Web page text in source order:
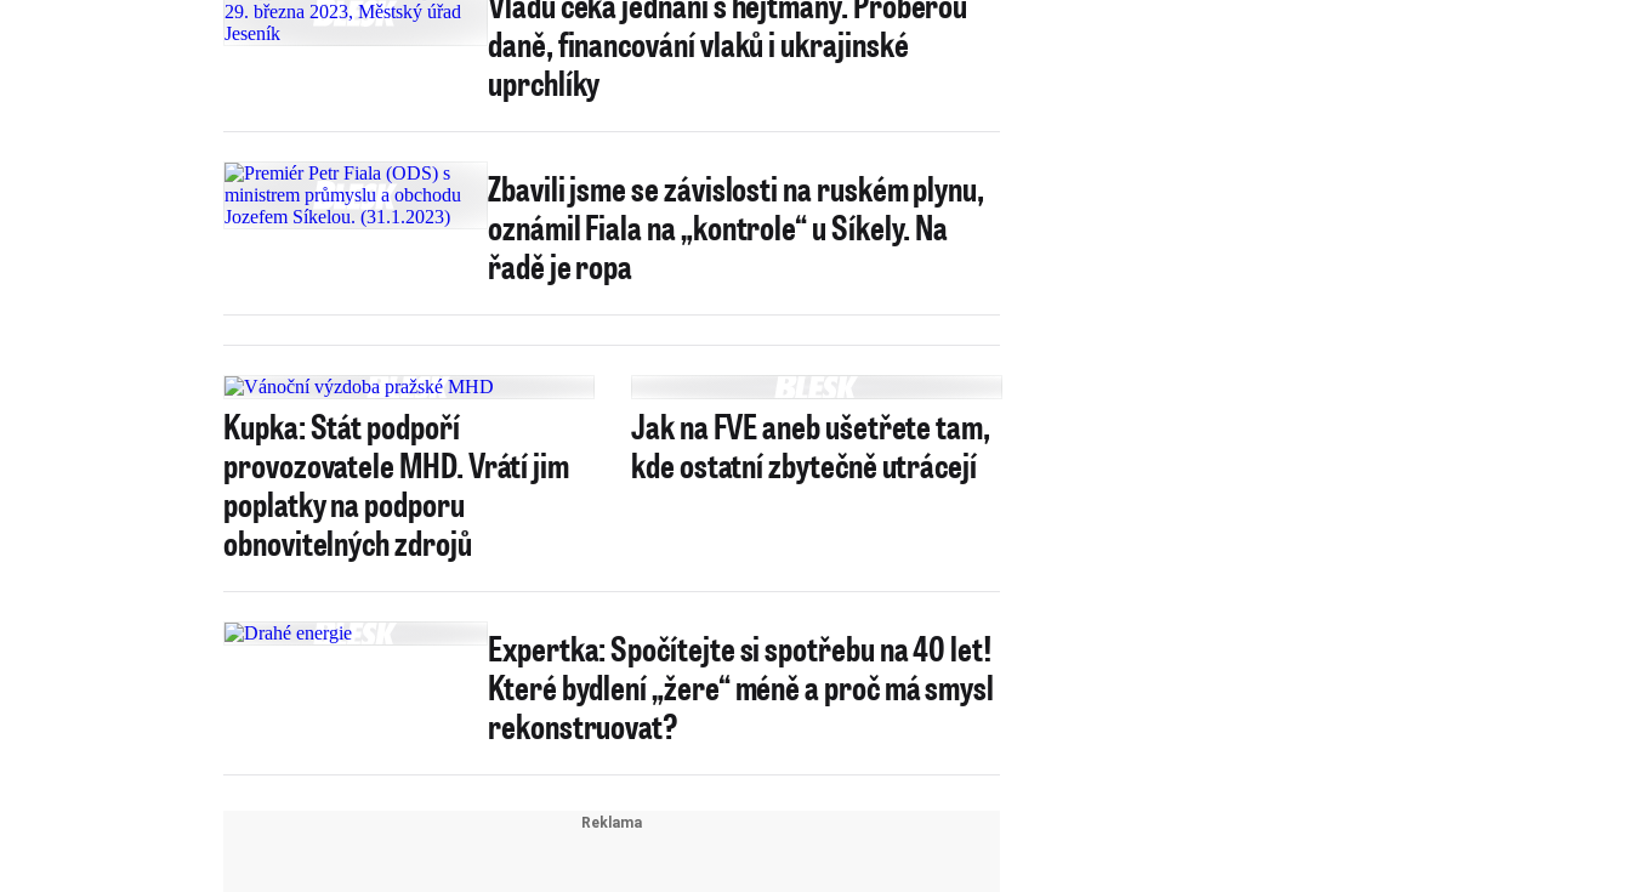
daně, financování vlaků i ukrajinské
uprchlíky
Zbavili jsme se závislosti na ruském plynu,
oznámil Fiala na „kontrole“ u Síkely. Na
řadě je ropa
Kupka: Stát podpoří
provozovatele MHD. Vrátí jim
poplatky na podporu
obnovitelných zdrojů
Jak na FVE aneb ušetřete tam,
kde ostatní zbytečně utrácejí
Expertka: Spočítejte si spotřebu na 40 let!
Které bydlení „žere“ méně a proč má smysl
rekonstruovat?